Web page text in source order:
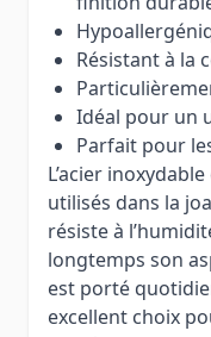
Résistant à la
Idéal pour un
Parfait pour
L’acier
utilisés dans la
résiste à
longtemps son
est porté
excellent choix